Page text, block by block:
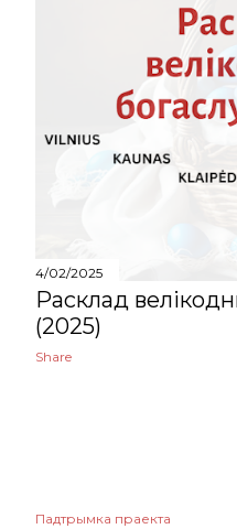
4/02/2025
Расклад
(2025)
Share
Падтрымка праекта